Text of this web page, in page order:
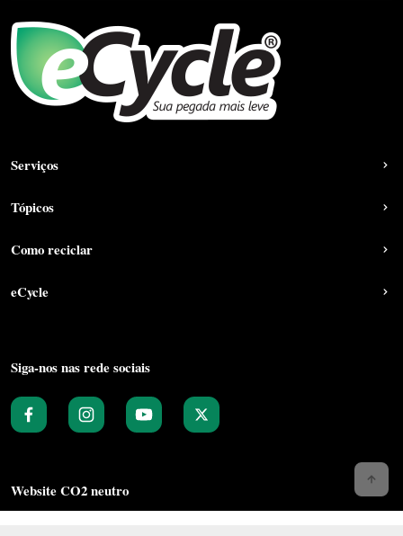
Serviços
Tópicos
Como reciclar
eCycle
Siga-nos nas rede sociais
Website CO2 neutro